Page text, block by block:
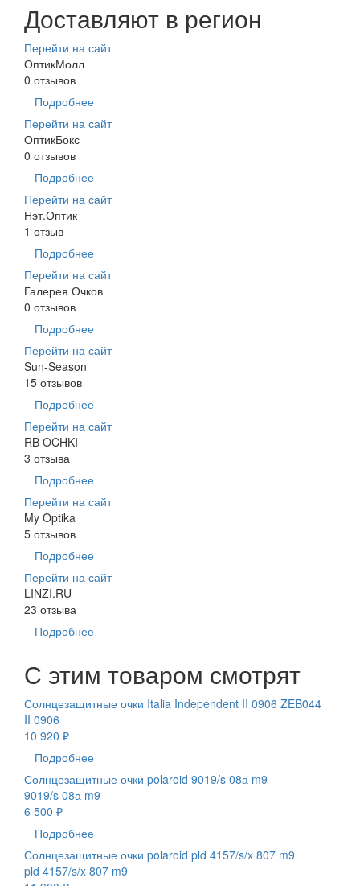
Доставляют в регион
Перейти на сайт
ОптикМолл
0 отзывов
Подробнее
Перейти на сайт
ОптикБокс
0 отзывов
Подробнее
Перейти на сайт
Нэт.Оптик
1 отзыв
Подробнее
Перейти на сайт
Галерея Очков
0 отзывов
Подробнее
Перейти на сайт
Sun-Season
15 отзывов
Подробнее
Перейти на сайт
RB OCHKI
3 отзыва
Подробнее
Перейти на сайт
My Optika
5 отзывов
Подробнее
Перейти на сайт
LINZI.RU
23 отзыва
Подробнее
С этим товаром смотрят
Солнцезащитные очки Italia Independent II 0906 ZEB044
II 0906
10 920 ₽
Подробнее
Солнцезащитные очки polaroid 9019/s 08а m9
9019/s 08а m9
6 500 ₽
Подробнее
Солнцезащитные очки polaroid pld 4157/s/x 807 m9
pld 4157/s/x 807 m9